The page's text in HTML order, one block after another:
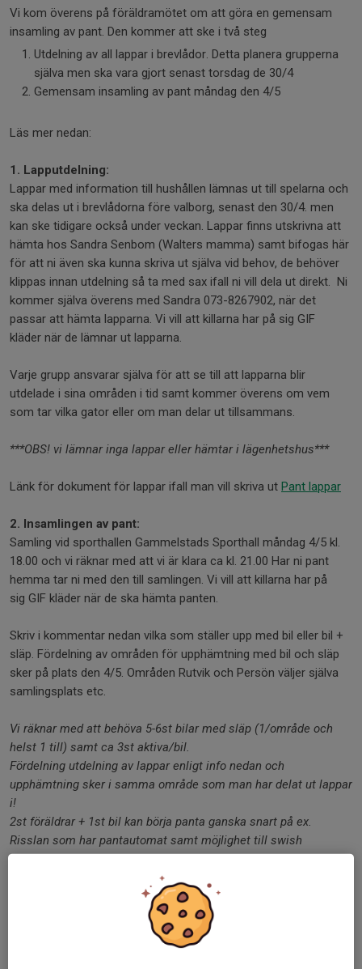
Vi kom överens på föräldramötet om att göra en gemensam
insamling av pant. Den kommer att ske i två steg
Utdelning av all lappar i brevlådor. Detta planera grupperna
själva men ska vara gjort senast torsdag de 30/4
Gemensam insamling av pant måndag den 4/5
Läs mer nedan:
1. Lapputdelning:
Lappar med information till hushållen lämnas ut till spelarna och
ska delas ut i brevlådorna före valborg, senast den 30/4. men
kan ske tidigare också under veckan. Lappar finns utskrivna att
hämta hos Sandra Senbom (Walters mamma) samt bifogas här
för att ni även ska kunna skriva ut själva vid behov, de behöver
klippas innan utdelning så ta med sax ifall ni vill dela ut direkt. Ni
kommer själva överens med Sandra 073-8267902, när det
passar att hämta lapparna. Vi vill att killarna har på sig GIF
kläder när de lämnar ut lapparna.
Varje grupp ansvarar själva för att se till att lapparna blir
utdelade i sina områden i tid samt kommer överens om vem
som tar vilka gator eller om man delar ut tillsammans.
***OBS! vi lämnar inga lappar eller hämtar i lägenhetshus***
Länk för dokument för lappar ifall man vill skriva ut Pant lappar
2. Insamlingen av pant:
Samling vid sporthallen Gammelstads Sporthall måndag 4/5 kl.
18.00 och vi räknar med att vi är klara ca kl. 21.00 Har ni pant
hemma tar ni med den till samlingen. Vi vill att killarna har på
sig GIF kläder när de ska hämta panten.
Skriv i kommentar nedan vilka som ställer upp med bil eller bil +
släp. Fördelning av områden för upphämtning med bil och släp
sker på plats den 4/5. Områden Rutvik och Persön väljer själva
samlingsplats etc.
Vi räknar med att behöva 5-6st bilar med släp (1/område och
helst 1 till) samt ca 3st aktiva/bil.
Fördelning utdelning av lappar enligt info nedan och
upphämtning sker i samma område som man har delat ut lappar
i!
2st föräldrar + 1st bil kan börja panta ganska snart på ex.
Risslan som har pantautomat samt möjlighet till swish
utbetalning.
Ev. byten av område meddelas i kommentarsfältet
Grupper - se bilden för kartor (saknas för Rutvik/Persön)